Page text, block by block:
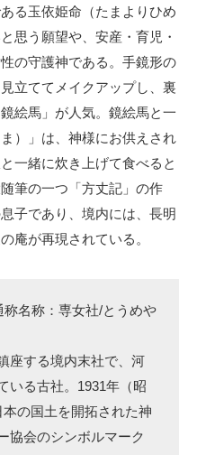
る玉依姫命（たまよりひめ
思う願望や、安産・育児・
の守護神である。手鏡形の
立ててメイクアップし、裏
絵馬」が人気。鏡絵馬と一
）」は、神様にお供えされ
一緒に炊き上げて食べると
筆の一つ「方丈記」の作
子であり、境内には、長明
庵が再現されている。
名称：専女社/とうめや
座する境内末社で、河
いる古社。1931年（昭
の国土を開拓された神
協会のシンボルマーク